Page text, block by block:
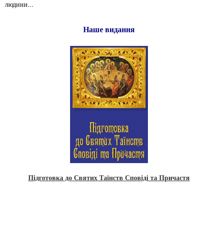
людини...
Наше видання
Підготовка до Святих Таїнств Сповіді та Причастя